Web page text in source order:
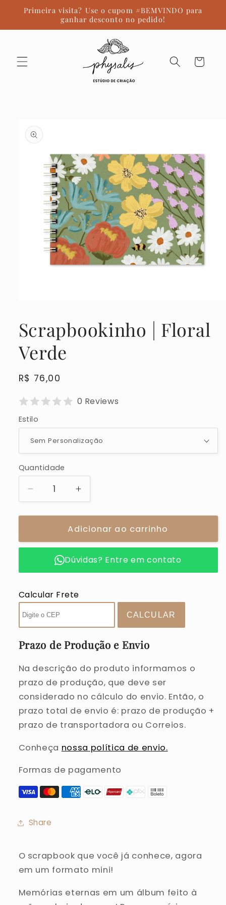
para o
Primeira visita? Use o cupom #BEMVINDO para
ganhar desconto no pedido!
Carrinho
informações
do produto
na
janela
Scrapbookinho | Floral
Verde
Preço
R$ 76,00
0 Reviews
Estilo
Quantidade
Quantidade
Diminuir
a
quantidade
Scrapbookinho
Verde
Aumentar
a
quantidade
de
Scrapbookinho
Floral
Verde
Adicionar ao carrinho
Dúvidas? Entre em contato
Calcular Frete
Prazo de Produção e Envio
Na descrição do produto informamos o
prazo de produção, que deve ser
considerado no cálculo do envio. Então, o
prazo total de envio é: prazo de produção +
prazo de transportadora ou Correios.
Conheça nossa política de envio.
Formas de pagamento
Share
O scrapbook que você já conhece, agora
em um formato mini!
Memórias eternas em um álbum feito à